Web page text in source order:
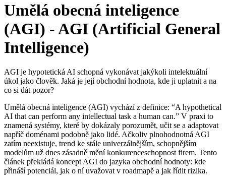
Umělá obecná inteligence
(AGI) - AGI (Artificial General
Intelligence)
AGI je hypotetická AI schopná vykonávat jakýkoli intelektuální
úkol jako člověk. Jaká je její obchodní hodnota, kde ji uplatnit a na
co si dát pozor?
Umělá obecná inteligence (AGI) vychází z definice: “A hypothetical
AI that can perform any intellectual task a human can.” V praxi to
znamená systémy, které by dokázaly porozumět, učit se a adaptovat
napříč doménami podobně jako lidé. Ačkoliv plnohodnotná AGI
zatím neexistuje, trend ke stále univerzálnějším, schopnějším
modelům už dnes zásadně mění konkurenceschopnost firem. Tento
článek překládá koncept AGI do jazyka obchodní hodnoty: kde
přináší potenciál, jak o ní uvažovat v roadmapě a jak řídit rizika.